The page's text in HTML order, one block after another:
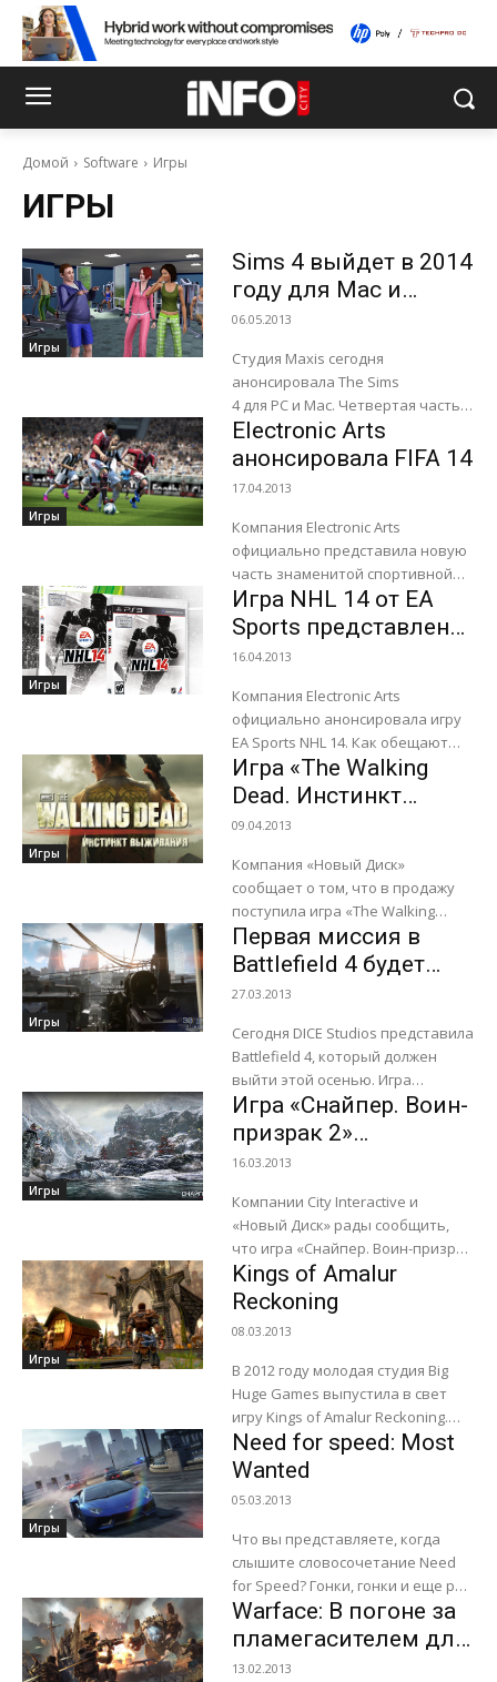
Домой Software Игры
ИГРЫ
Игры
Sims 4 выйдет в 2014
году для Mac и
Windows
06.05.2013
Студия Maxis сегодня
анонсировала The Sims
4 для PC и Mac. Четвертая часть
"симулятора жизни" должна
пожаловать на компьютеры в
2014 году. К сожалению, пока нет
никаких подробностей или
скриншотов, но нам...
Игры
Electronic Arts
анонсировала FIFA 14
17.04.2013
Компания Electronic Arts
официально представила новую
часть знаменитой спортивной
игры FIFA. Итак, FIFA 14 от EA
Sports будет выпущена для
игровых приставок PlayStation 3
и...
Игры
Игра NHL 14 от EA
Sports представлена
официально
16.04.2013
Компания Electronic Arts
официально анонсировала игру
EA Sports NHL 14. Как обещают
создатели, особенности игры
позволят точно передать
виртуозность хоккейных
матчей...
Игры
Игра «The Walking
Dead. Инстинкт
выживания» уже в
09.04.2013
Компания «Новый Диск»
сообщает о том, что в продажу
поступила игра «The Walking
Dead. Инстинкт выживания». По
слова разработчиков, этот
зрелищный экшен по мотивам...
Игры
Первая миссия в
Battlefield 4 будет
проходить в Баку
27.03.2013
Сегодня DICE Studios представила
Battlefield 4, который должен
выйти этой осенью. Игра
дебютировала сегодня
с семнадцати минутами
умопомрачительного демо
геймплея. Согласно
сюжету, первая миссия в
Battlefield 4...
Игры
Игра «Снайпер. Воин-
призрак 2»
поступила в продажу
16.03.2013
Компании City Interactive и
«Новый Диск» рады сообщить,
что игра «Снайпер. Воин-призрак
2» уже появилась в продаже.
Более миллиона копий игры ждут
своих покупателей в...
Игры
Kings of Amalur
Reckoning
08.03.2013
В 2012 году молодая студия Big
Huge Games выпустила в свет
игру Kings of Amalur Reckoning.
Разработка должна была
порадовать всех любителей
Игры
Need for speed: Most
Wanted
05.03.2013
Что вы представляете, когда
слышите словосочетание Need
for Speed? Гонки, гонки и еще раз
гонки. Неудивительно, ведь
гонки для «нуждающихся в
скорости» выпускаются аж...
Warface: В погоне за
пламегасителем для
дробовика или «Чтоб
13.02.2013